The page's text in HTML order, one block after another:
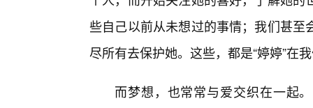
些自己以前从未想过的事情；我们甚
尽所有去保护她。这些，都是“婷婷”在
而梦想，也常常与爱交织在一起